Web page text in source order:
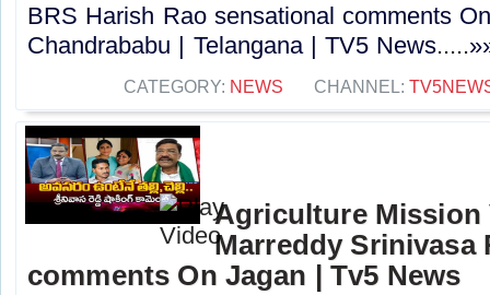
BRS Harish Rao sensational comments
Chandrababu | Telangana | TV5
CATEGORY: NEWS CHANNEL:
Agriculture Mission
Marreddy Srinivasa
comments On Jagan | Tv5 News